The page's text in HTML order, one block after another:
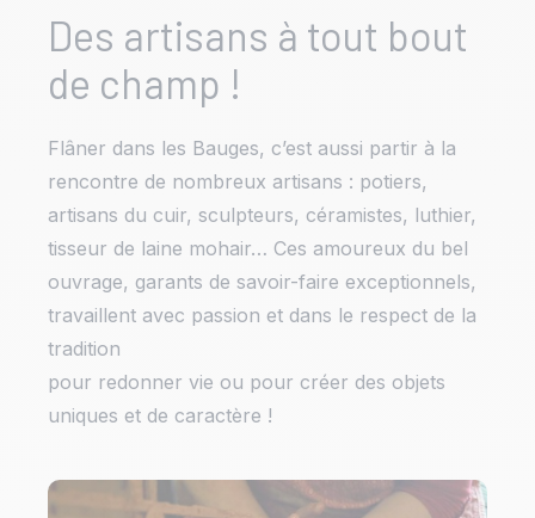
Des artisans à tout bout
de champ !
Flâner dans les Bauges, c’est aussi partir à la
rencontre de nombreux artisans : potiers,
artisans du cuir, sculpteurs, céramistes, luthier,
tisseur de laine mohair… Ces amoureux du bel
ouvrage, garants de savoir-faire exceptionnels,
travaillent avec passion et dans le respect de la
tradition
pour redonner vie ou pour créer des objets
uniques et de caractère !